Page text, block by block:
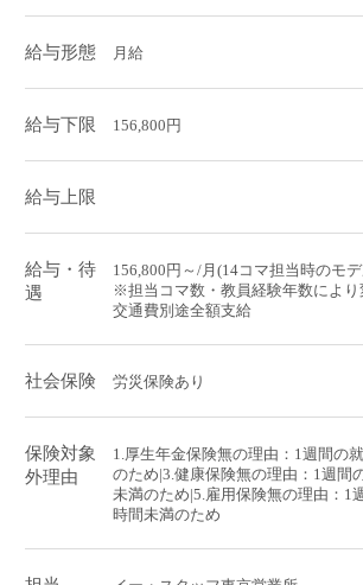
給与形態 月給
給与下限 156,800円
給与上限
給与・待
遇
156,800円～/月(14コマ担当時のモ
※担当コマ数・教員経験年数により
交通費別途全額支給
社会保険 労災保険あり
保険対象
外理由
1.厚生年金保険無の理由：1週間の
のため|3.健康保険無の理由：1週間
未満のため|5.雇用保険無の理由：1
時間未満のため